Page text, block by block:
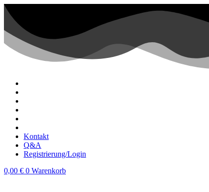
Zum
Inhalt
wechseln
Kontakt
Q&A
Registrierung/Login
0,00 € 0 Warenkorb